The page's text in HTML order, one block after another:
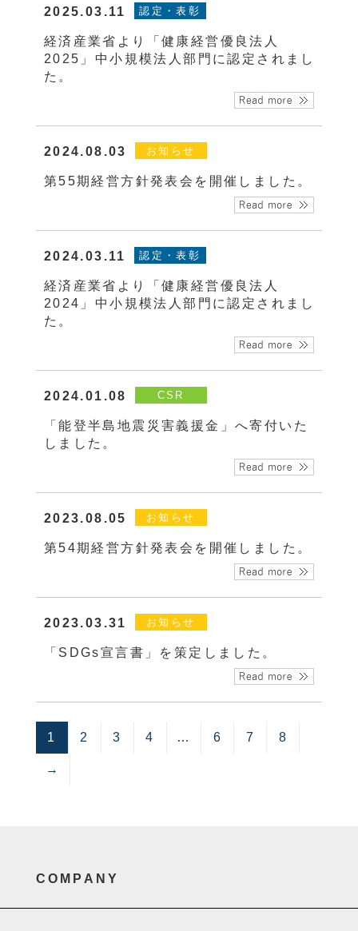
2025.03.11 認定・表彰
経済産業省より「健康経営優良法人
2025」中小規模法人部門に認定されまし
た。
2024.08.03 お知らせ
第55期経営方針発表会を開催しました。
2024.03.11 認定・表彰
経済産業省より「健康経営優良法人
2024」中小規模法人部門に認定されまし
た。
2024.01.08 CSR
「能登半島地震災害義援金」へ寄付いた
しました。
2023.08.05 お知らせ
第54期経営方針発表会を開催しました。
2023.03.31 お知らせ
「SDGs宣言書」を策定しました。
1 2 3 4 … 6 7 8
→
COMPANY